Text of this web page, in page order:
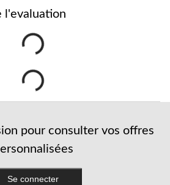
l'evaluation
pour consulter vos offres
Se connecter